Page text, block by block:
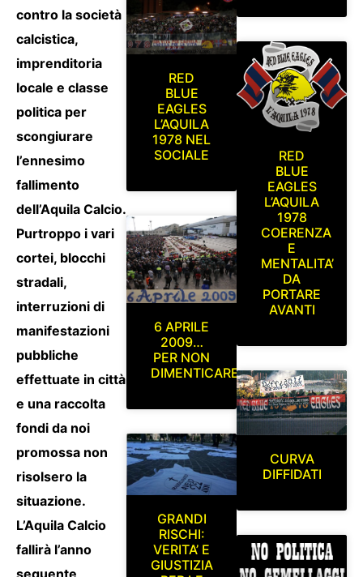
contro la società
calcistica,
imprenditoria
locale e classe
politica per
scongiurare
l’ennesimo
fallimento
dell’Aquila Calcio.
Purtroppo i vari
cortei, blocchi
stradali,
interruzioni di
manifestazioni
pubbliche
effettuate in città
e una raccolta
fondi da noi
promossa non
risolsero la
situazione.
L’Aquila Calcio
fallirà l’anno
RED
BLUE
EAGLES
L’AQUILA
1978 NEL
SOCIALE
6 APRILE
2009…
PER NON
DIMENTICARE
GRANDI
RISCHI:
VERITA’ E
GIUSTIZIA
RED
BLUE
EAGLES
L’AQUILA
1978
COERENZA
E
MENTALITA’
DA
PORTARE
AVANTI
CURVA
DIFFIDATI